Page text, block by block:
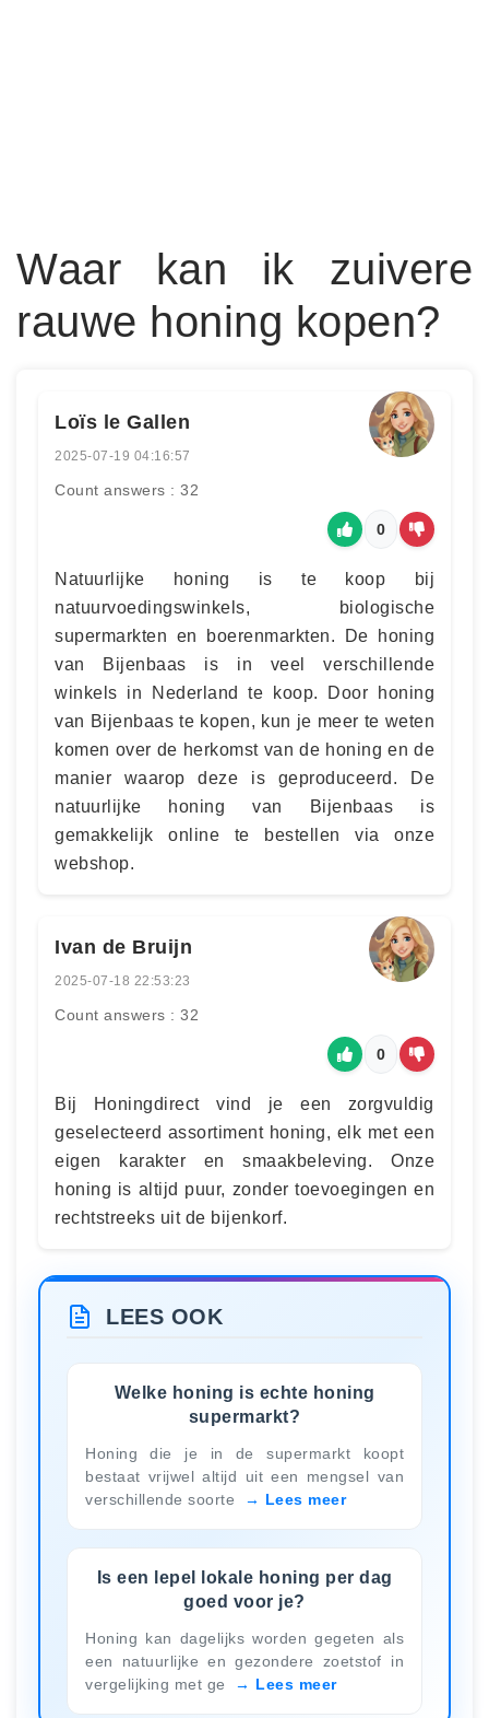
Waar kan ik zuivere
rauwe honing kopen?
Loïs le Gallen
2025-07-19 04:16:57
Count answers : 32
0
Natuurlijke honing is te koop bij
natuurvoedingswinkels, biologische
supermarkten en boerenmarkten. De honing
van Bijenbaas is in veel verschillende
winkels in Nederland te koop. Door honing
van Bijenbaas te kopen, kun je meer te weten
komen over de herkomst van de honing en de
manier waarop deze is geproduceerd. De
natuurlijke honing van Bijenbaas is
gemakkelijk online te bestellen via onze
webshop.
Ivan de Bruijn
2025-07-18 22:53:23
Count answers : 32
0
Bij Honingdirect vind je een zorgvuldig
geselecteerd assortiment honing, elk met een
eigen karakter en smaakbeleving. Onze
honing is altijd puur, zonder toevoegingen en
rechtstreeks uit de bijenkorf.
LEES OOK
Welke honing is echte honing
supermarkt?
Honing die je in de supermarkt koopt
bestaat vrijwel altijd uit een mengsel van
verschillende soorte
Lees meer
Is een lepel lokale honing per dag
goed voor je?
Honing kan dagelijks worden gegeten als
een natuurlijke en gezondere zoetstof in
vergelijking met ge
Lees meer